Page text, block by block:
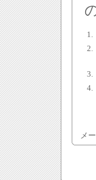
1.
2.
3.
4.
メ